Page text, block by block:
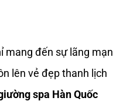
mang đến sự lãng mạn
lên vẻ đẹp thanh lịch
spa Hàn Quốc